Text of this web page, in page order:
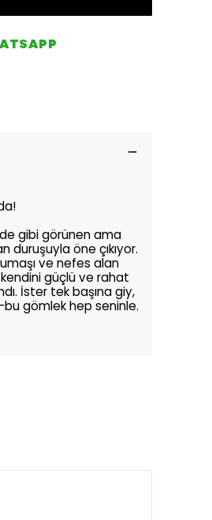
gibi görünen ama
öne çıkıyor.
ve nefes alan
güçlü ve rahat
İster tek başına giy,
gömlek hep seninle.